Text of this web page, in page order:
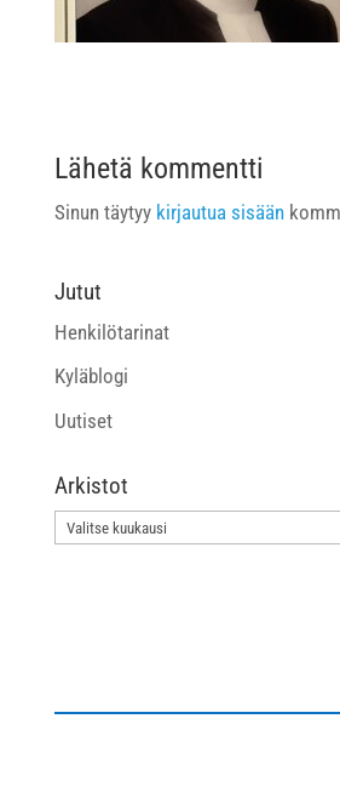
Lähetä kommentti
Sinun täytyy kirjautua sisään
Jutut
Henkilötarinat
Kyläblogi
Uutiset
Arkistot
Arkistot